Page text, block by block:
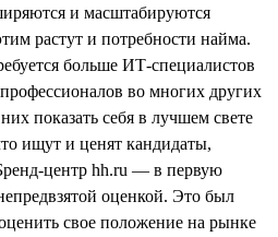
и масштабируются
растут и потребности найма.
больше ИТ-специалистов
во многих других
показать себя в лучшем свете
ищут и ценят кандидаты,
центр hh.ru — в первую
оценкой. Это был
свое положение на рынке